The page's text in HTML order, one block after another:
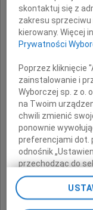
skontaktuj się z
zakresu
kierowany. Więcej
Prywatności
Poprzez kliknięcie
zainstalowanie i
Wyborczej sp. z o.
na Twoim
chwili zmienić
ponownie
preferencjami dot.
odnośnik
przechodząc do
Zmiana ustawień
pomocą ustawień